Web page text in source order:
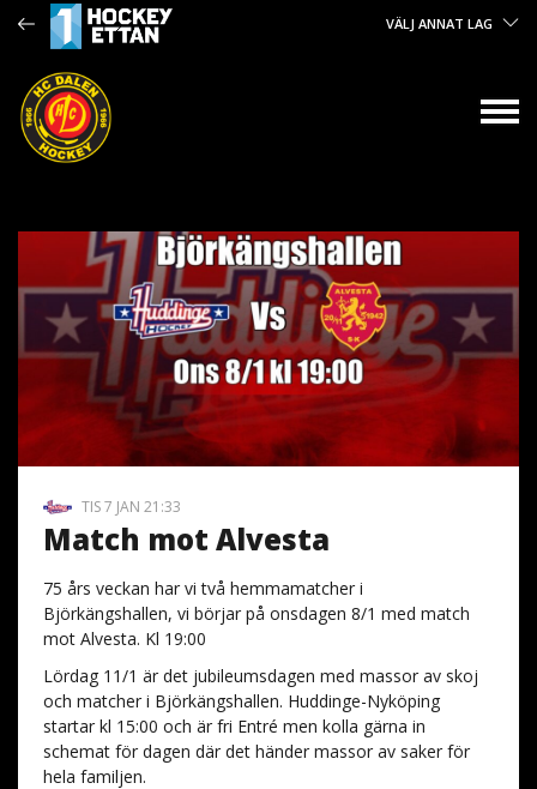
VÄLJ ANNAT LAG
TIS 7 JAN 21:33
Match mot Alvesta
75 års veckan har vi två hemmamatcher i
Björkängshallen, vi börjar på onsdagen 8/1 med match
mot Alvesta. Kl 19:00
Lördag 11/1 är det jubileumsdagen med massor av skoj
och matcher i Björkängshallen. Huddinge-Nyköping
startar kl 15:00 och är fri Entré men kolla gärna in
schemat för dagen där det händer massor av saker för
hela familjen.